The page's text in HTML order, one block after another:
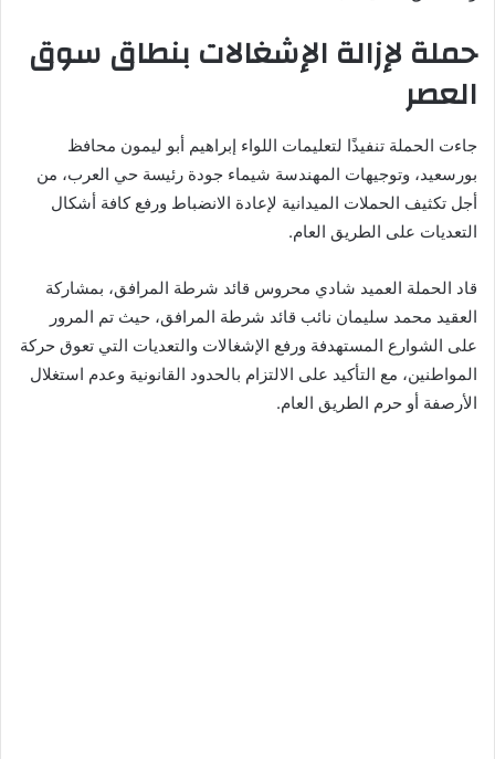
حملة لإزالة الإشغالات بنطاق سوق
العصر
جاءت الحملة تنفيذًا لتعليمات اللواء إبراهيم أبو ليمون محافظ
بورسعيد، وتوجيهات المهندسة شيماء جودة رئيسة حي العرب، من
أجل تكثيف الحملات الميدانية لإعادة الانضباط ورفع كافة أشكال
التعديات على الطريق العام.
قاد الحملة العميد شادي محروس قائد شرطة المرافق، بمشاركة
العقيد محمد سليمان نائب قائد شرطة المرافق، حيث تم المرور
على الشوارع المستهدفة ورفع الإشغالات والتعديات التي تعوق حركة
المواطنين، مع التأكيد على الالتزام بالحدود القانونية وعدم استغلال
الأرصفة أو حرم الطريق العام.